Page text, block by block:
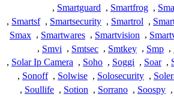
,
Smartfrog
,
Smartguard
,
,
Smartrol
,
Smartsecurity
,
Smartsf
,
,
Smartvision
,
Smartwares
,
Smax
,
Smp
,
Smtkey
,
Smtsec
,
Smvi
,
,
Soar
,
Soggi
,
Soho
,
Solar Ip Camera
,
,
Solosecurity
,
Solwise
,
Sonoff
,
,
Soospy
,
Sorrano
,
Sotion
,
Soullife
,